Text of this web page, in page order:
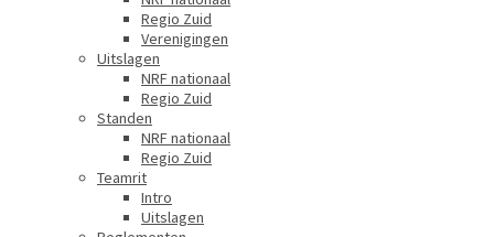
Regio Zuid
Verenigingen
Uitslagen
NRF nationaal
Regio Zuid
Standen
NRF nationaal
Regio Zuid
Teamrit
Intro
Uitslagen